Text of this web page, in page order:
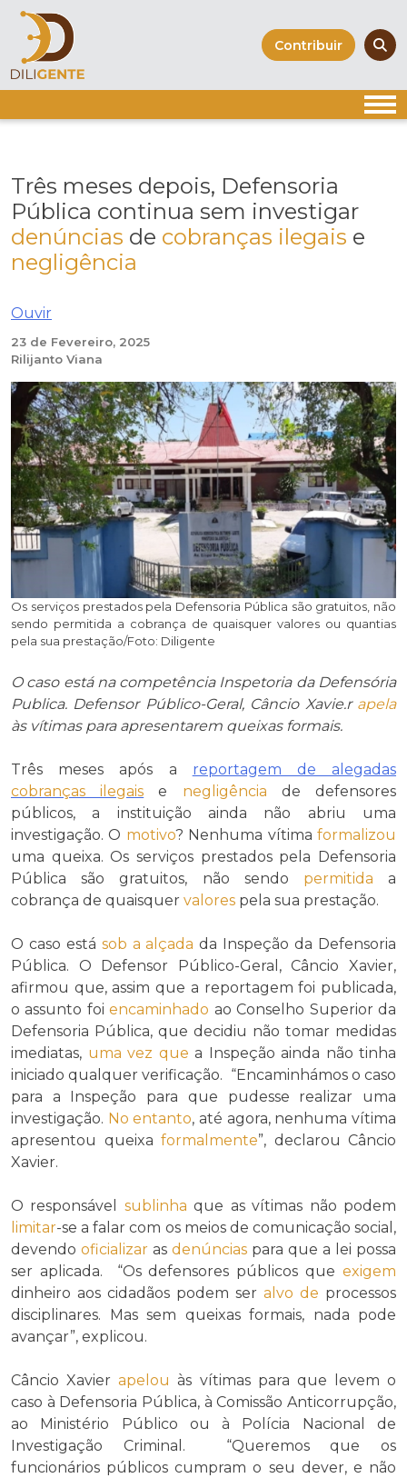
Skip
content
Contribuir
Três meses depois, Defensoria
Pública continua sem investigar
denúncias de cobranças ilegais e
negligência
Ouvir
23 de Fevereiro, 2025
Rilijanto Viana
Os serviços prestados pela Defensoria Pública são gratuitos, não
sendo permitida a cobrança de quaisquer valores ou quantias
pela sua prestação/Foto: Diligente
O caso está na competência Inspetoria da Defensória
Publica. Defensor Público-Geral, Câncio Xavie.r apela
às vítimas para apresentarem queixas formais.
Três meses após a reportagem de alegadas
cobranças ilegais e negligência de defensores
públicos, a instituição ainda não abriu uma
investigação. O motivo? Nenhuma vítimaformalizou
uma queixa. Os serviços prestados pela Defensoria
Pública são gratuitos, não sendo permitida a
cobrança de quaisquer valores pela sua prestação.
O caso está sob a alçada da Inspeção da Defensoria
Pública. O Defensor Público-Geral, Câncio Xavier,
afirmou que, assim que a reportagem foi publicada,
o assunto foiencaminhado ao Conselho Superior da
Defensoria Pública, que decidiu não tomar medidas
imediatas, uma vez que a Inspeção ainda não tinha
iniciado qualquer verificação. “Encaminhámos o caso
para a Inspeção para que pudesse realizar uma
investigação. No entanto, até agora, nenhuma vítima
apresentou queixa formalmente”, declarou Câncio
Xavier.
O responsável sublinha que as vítimas não podem
limitar-se a falar com os meios de comunicação social,
devendo oficializar as denúncias para que a lei possa
ser aplicada. “Os defensores públicos que exigem
dinheiro aos cidadãos podem ser alvo de processos
disciplinares. Mas sem queixas formais, nada pode
avançar”, explicou.
Câncio Xavierapelou às vítimas para que levem o
caso à Defensoria Pública, à Comissão Anticorrupção,
ao Ministério Público ou à Polícia Nacional de
Investigação Criminal. “Queremos que os
funcionários públicos cumpram o seu dever, e não